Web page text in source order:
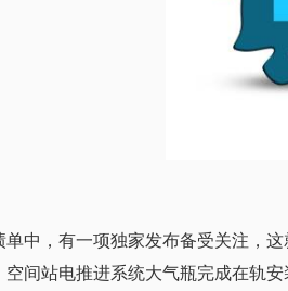
单中，有一项独家发布备受关注，
间站电推进系统大气瓶完成在轨